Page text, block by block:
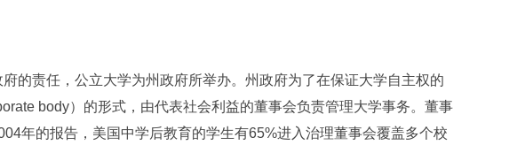
的责任，公立大学为州政府所举办。州政府为了在保证大学自主权的
body）的形式，由代表社会利益的董事会负责管理大学事务。董事
年的报告，美国中学后教育的学生有65%进入治理董事会覆盖多个校